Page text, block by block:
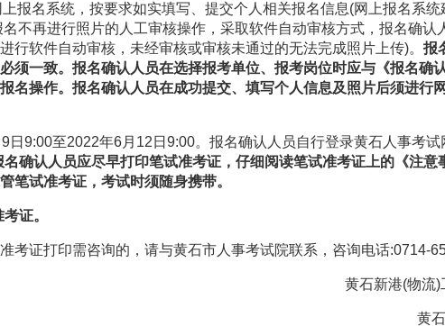
报名系统，按要求如实填写、提交个人相关报名信息(网上报名系
不再进行照片的人工审核操作，采取软件自动审核方式，报名确认
行软件自动审核，未经审核或审核未通过的无法完成照片上传)。 报
须一致。 报名确认人员在选择报考单位、报考岗位时应与《报名确
名操作。报名确认人员在成功提交、填写个人信息及照片后须进行
日9:00至2022年6月12日9:00。报名确认人员自行登录黄石人事考试
确认人员应尽早打印笔试准考证，仔细阅读笔试准考证上的《注意
笔试准考证，考试时须随身携带。
证。
考证打印需咨询的，请与黄石市人事考试院联系，咨询电话:0714-
黄石新港(物流
黄